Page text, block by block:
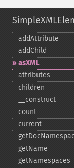
addAttribute
addChild
asXML
attributes
children
_​_​construct
count
current
getName
getNamespaces